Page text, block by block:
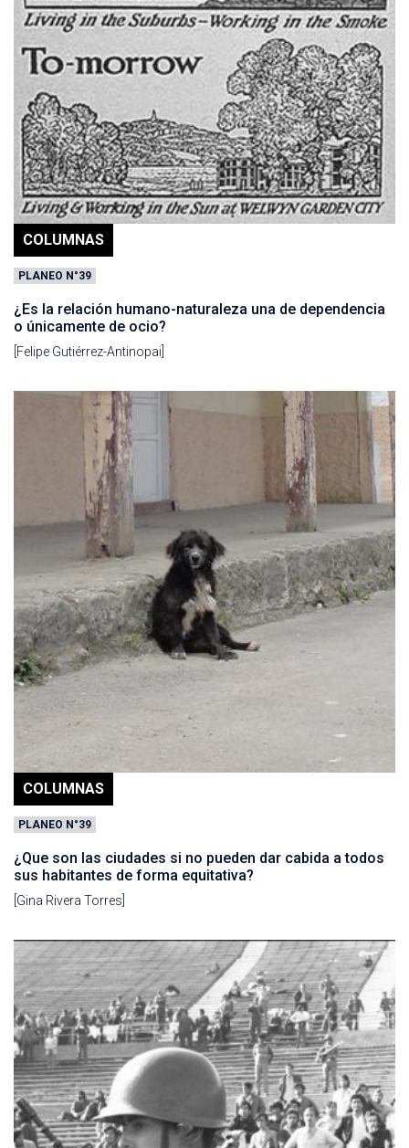
COLUMNAS
PLANEO N°39
¿Es la relación humano-naturaleza una de dependencia
o únicamente de ocio?
[Felipe Gutiérrez-Antinopai]
COLUMNAS
PLANEO N°39
¿Que son las ciudades si no pueden dar cabida a todos
sus habitantes de forma equitativa?
[Gina Rivera Torres]